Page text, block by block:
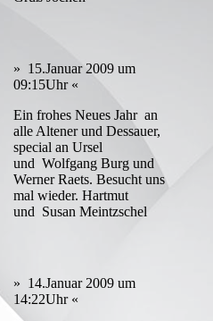
» 15.Januar 2009 um
09:15Uhr «
Ein frohes Neues Jahr an
alle Altener und Dessauer,
special an Ursel
und Wolfgang Burg und
Werner Raets. Besucht uns
mal wieder. Hartmut
und Susan Meintzschel
» 14.Januar 2009 um
14:22Uhr «